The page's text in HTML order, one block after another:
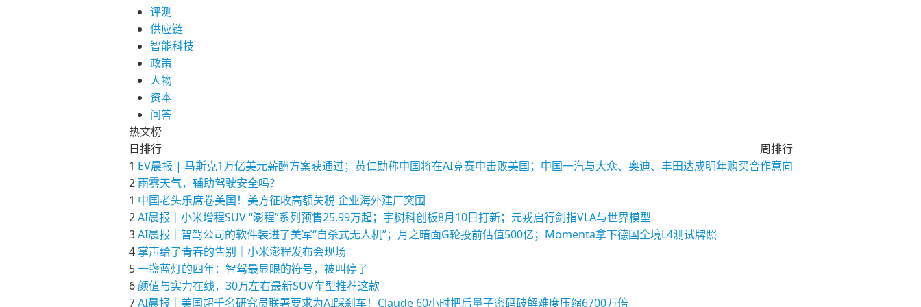
评测
供应链
智能科技
政策
人物
资本
问答
热文榜
日排行
周排行
1 EV晨报 | 马斯克1万亿美元薪酬方案获通过；黄仁勋称中国将在AI竞赛中击败美国；中国一汽与大众、奥迪、丰田达成明年购买合作意向
2雨雾天气，辅助驾驶安全吗？
1 中国老头乐席卷美国！美方征收高额关税 企业海外建厂突围
2AI晨报｜小米增程SUV “澎程”系列预售25.99万起；宇树科创板8月10日打新；元戎启行剑指VLA与世界模型
3AI晨报｜智驾公司的软件装进了美军“自杀式无人机”；月之暗面G轮投前估值500亿；Momenta拿下德国全境L4测试牌照
4 掌声给了青春的告别｜小米澎程发布会现场
5一盏蓝灯的四年：智驾最显眼的符号，被叫停了
6颜值与实力在线，30万左右最新SUV车型推荐这款
7AI晨报｜美国超千名研究员联署要求为AI踩刹车！Claude 60小时把后量子密码破解难度压缩6700万倍